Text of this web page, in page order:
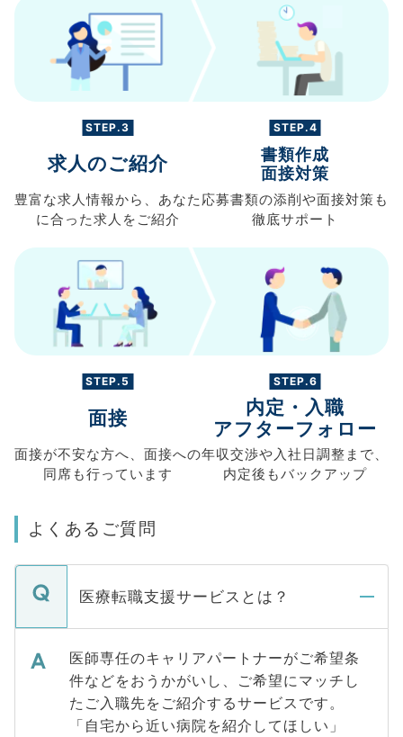
STEP.3
求人のご紹介
豊富な求人情報から、 あなた
に合った求人を ご紹介
STEP.4
書類作成
面接対策
応募書類の添削や面接対策も
徹底サポート
STEP.5
面接
面接が不安な方へ、 面接への
同席も行っています
STEP.6
内定・入職
アフターフォロー
年収交渉や入社日調整まで、
内定後もバックアップ
よくあるご質問
医療転職支援サービスとは？
医師専任のキャリアパートナーがご希望条
件などをおうかがいし、ご希望にマッチし
たご入職先をご紹介するサービスです。
「自宅から近い病院を紹介してほしい」